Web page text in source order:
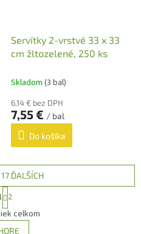
Servítky 2-vrstvé 33 x 33
cm žltozelené, 250 ks
Skladom (3 bal)
6,14 € bez DPH
7,55 € / bal
Do košíka
O
v
l
ĎALŠÍCH
S
t
r
á
2
celkom